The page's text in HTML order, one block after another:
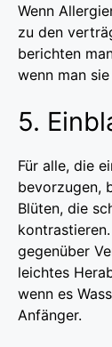
Wenn
zu den
berichten
wenn man
5.
Für alle, die
bevorzugen,
Blüten, die
gegenüber
leichtes
wenn es
Anfänger.